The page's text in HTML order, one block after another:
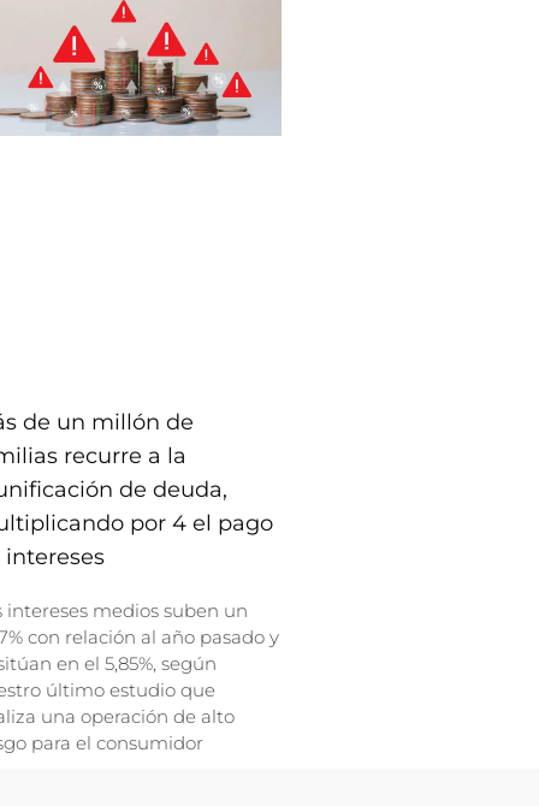
de un millón de
recurre a la
de deuda,
por 4 el pago
intereses
intereses medios suben un
con relación al año pasado y
en el 5,85%, según
último estudio que
una operación de alto
para el consumidor